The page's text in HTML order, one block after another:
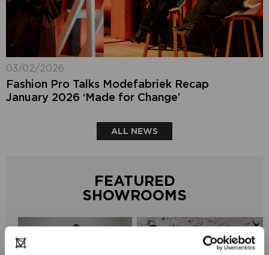
03/02/2026
Fashion Pro Talks Modefabriek Recap
January 2026 ‘Made for Change’
ALL NEWS
FEATURED
SHOWROOMS